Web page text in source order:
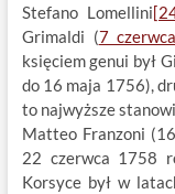
Stefano Lomellini
Grimaldi (7 czerwca
księciem genui był
do 16 maja 1756),
to najwyższe
Matteo Franzoni
22 czerwca 1758
Korsyce był w